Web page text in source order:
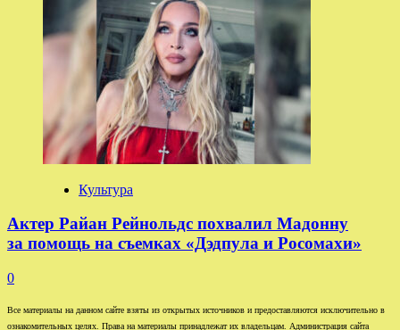
Культура
Актер Райан Рейнольдс похвалил Мадонну
за помощь на съемках «Дэдпула и Росомахи»
0
Все материалы на данном сайте взяты из открытых источников и предоставляются исключительно в
ознакомительных целях. Права на материалы принадлежат их владельцам. Администрация сайта